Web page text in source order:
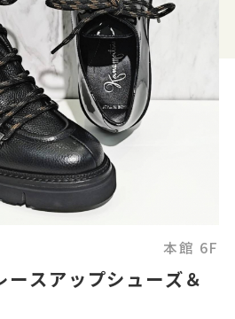
本館 6F
スアップシューズ＆